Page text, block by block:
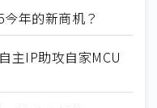
今年的新商机？
主IP助攻自家MCU